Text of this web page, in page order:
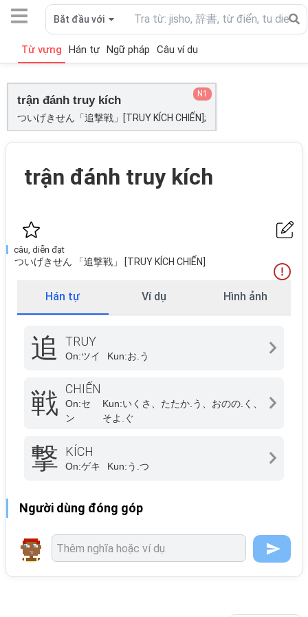
Bắt đầu với
Từ vựng Hán tự Ngữ pháp Câu ví dụ
trận đánh truy kích
ついげきせん「追撃戦」[TRUY KÍCH CHIẾN];
N1
trận đánh truy kích
câu, diễn đạt
ついげきせん 「追撃戦」 [TRUY KÍCH CHIẾN]
Hán tự Ví dụ Hình ảnh
追 TRUY
On:ツイ Kun:お.う
戦 CHIẾN
On:セ
ン
Kun:いくさ、たたか.う、おのの.く、
そよ.ぐ
撃 KÍCH
On:ゲキ Kun:う.つ
Người dùng đóng góp